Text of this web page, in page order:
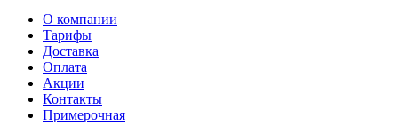
О компании
Тарифы
Доставка
Оплата
Акции
Контакты
Примерочная